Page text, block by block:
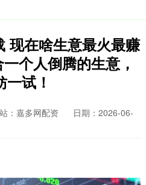
现在啥生意最火最赚
个人倒腾的生意，
一试！
：嘉多网配资
日期：2026-06-